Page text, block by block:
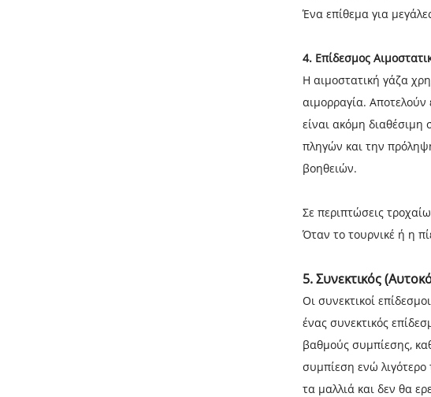
Ένα επίθεμα για
4. Επίδεσμος
Η αιμοστατική γάζα
αιμορραγία.
είναι ακόμη
πληγών και την
βοηθειών.
Σε περιπτώσεις
Όταν το τουρνικέ ή η
5.Συνεκτικός
Οι συνεκτικοί
ένας συνεκτικός
βαθμούς συμπίεσης,
συμπίεση ενώ
τα μαλλιά και δεν θα